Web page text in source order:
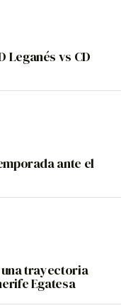
Leganés vs CD
ante el
trayectoria
Egatesa